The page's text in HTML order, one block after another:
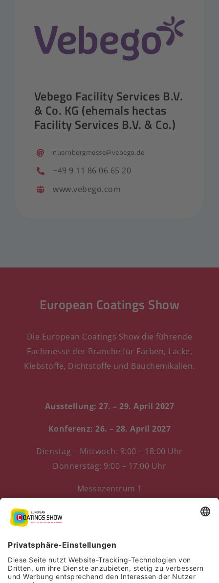
Vebego Facility Services B.V.
& Co. KG (ehemals hectas
Facility Services B.V. & Co.)
nuernbergmesse@vebego.de
+49 9 11 86 06 65 20
www.vebego.com
European Coatings Show
Die European Coatings Show die führende
Fachmesse der Branche für Farben, Lacke,
Klebstoffe, Dichtstoffe und Bauchemikalien.
Ausstellung: 27. – 29. April 2027
Konferenz: 26. – 28. April 2027
Dienstag – Mittwoch: 9:00 – 18:00 Uhr
Donnerstag: 9:00 – 17:00 Uhr
Messezentrum 1